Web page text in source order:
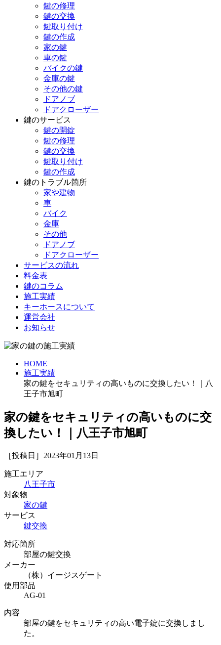
鍵の修理
鍵の交換
鍵取り付け
鍵の作成
家の鍵
車の鍵
バイクの鍵
金庫の鍵
その他の鍵
ドアノブ
ドアクローザー
鍵のサービス
鍵の開錠
鍵の修理
鍵の交換
鍵取り付け
鍵の作成
鍵のトラブル箇所
家や建物
車
バイク
金庫
その他
ドアノブ
ドアクローザー
サービスの流れ
料金表
鍵のコラム
施工実績
キーホースについて
運営会社
お知らせ
HOME
施工実績
家の鍵をセキュリティの高いものに交換したい！｜八
王子市旭町
家の鍵をセキュリティの高いものに交
換したい！｜八王子市旭町
［投稿日］2023年01月13日
施工エリア
八王子市
対象物
家の鍵
サービス
鍵交換
対応箇所
部屋の鍵交換
メーカー
（株）イージスゲート
使用部品
AG-01
内容
部屋の鍵をセキュリティの高い電子錠に交換しまし
た。